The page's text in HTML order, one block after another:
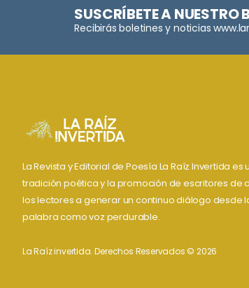
SUSCRÍBETE A NUESTRO
Recibirás boletines y noticias
La Revista y Editorial de Poesía La Raíz Invertida
tradición poética y la promoción de escritores de
los lectores a generar un continuo diálogo desde
palabra como voz perdurable.
La Raíz invertida. Derechos Reservados © 2026